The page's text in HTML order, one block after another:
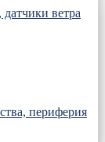
ветра
периферия